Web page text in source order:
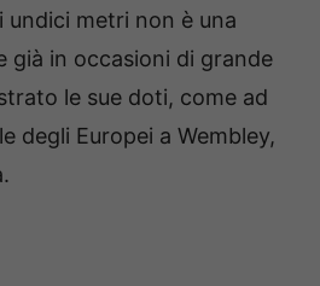
undici metri non è una
già in occasioni di grande
le sue doti, come ad
degli Europei a Wembley,